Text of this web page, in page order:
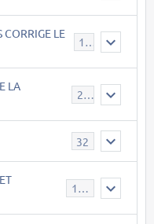
CORRIGE LE
15
LA
23
32
147